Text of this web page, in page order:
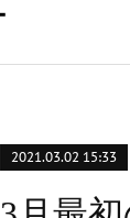
2021.03.02 15:33